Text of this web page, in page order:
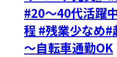
#20～40代活躍
程 #残業少なめ
～自転車通勤OK